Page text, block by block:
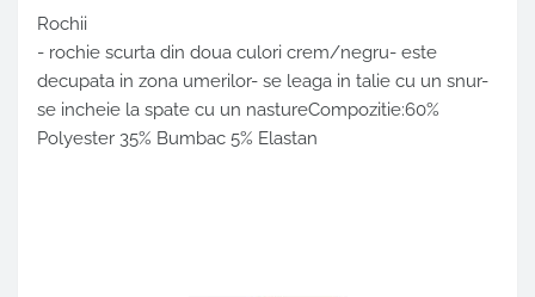
Rochii
- rochie scurta din doua culori crem/negru- este
decupata in zona umerilor- se leaga in talie cu un snur-
se incheie la spate cu un nastureCompozitie:60%
Polyester 35% Bumbac 5% Elastan